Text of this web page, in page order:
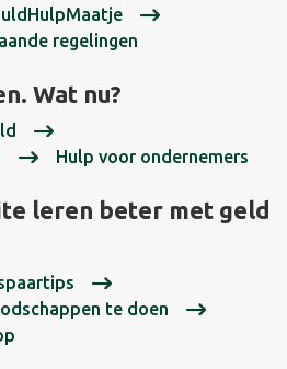
regelingen
Wat nu?
Hulp voor ondernemers
leren beter met geld
te doen